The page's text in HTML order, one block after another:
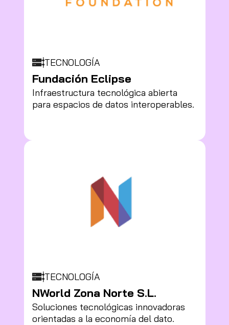
TECNOLOGÍA
Fundación Eclipse
Infraestructura tecnológica abierta
para espacios de datos interoperables.
TECNOLOGÍA
NWorld Zona Norte S.L.
Soluciones tecnológicas innovadoras
orientadas a la economía del dato.